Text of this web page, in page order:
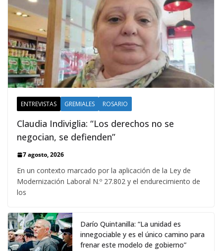
ENTREVISTAS GREMIALES ROSARIO
Claudia Indiviglia: “Los derechos no se
negocian, se defienden”
7 agosto, 2026
En un contexto marcado por la aplicación de la Ley de
Modernización Laboral N.º 27.802 y el endurecimiento de
los
Darío Quintanilla: “La unidad es
innegociable y es el único camino para
frenar este modelo de gobierno”